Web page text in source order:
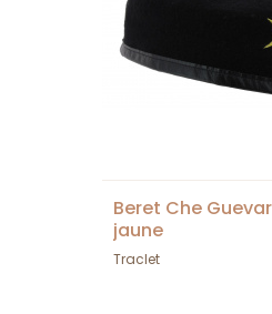
Beret Che
jaune
Traclet